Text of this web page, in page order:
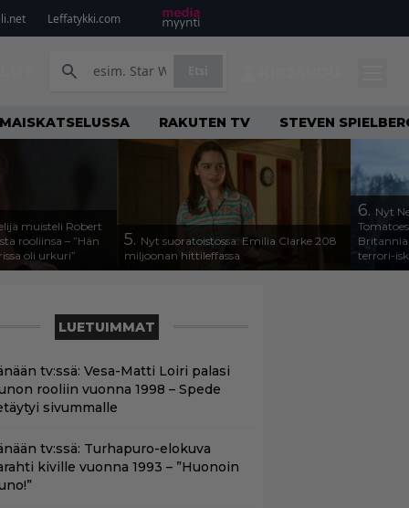
Leffatykki.com
RAKUTEN TV STEVEN
muisteli Robert
rooliinsa – ”Hän
oli urkuri”
5. Nyt suoratoistossa: Emilia Clarke 208
miljoonan hittileffassa
6. Nyt
terrori-
LUETUIMMAT
tv:ssä: Vesa-Matti Loiri palasi
rooliin vuonna 1998 – Spede
sivummalle
tv:ssä: Turhapuro-elokuva
kiville vuonna 1993 – ”Huonoin